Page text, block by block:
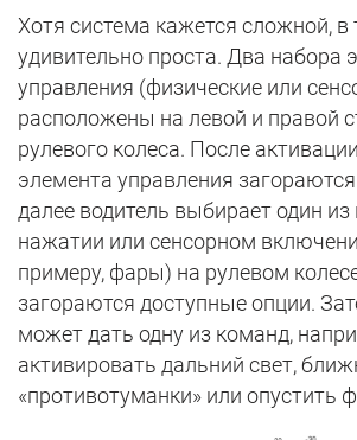
Хотя система кажется сложной, в
удивительно проста. Два набора
управления (физические или
расположены на левой и правой
рулевого колеса. После
элемента управления
далее водитель выбирает один
нажатии или сенсорном
примеру, фары) на рулевом
загораются доступные опции.
может дать одну из команд,
активировать дальний свет,
«противотуманки» или опустить